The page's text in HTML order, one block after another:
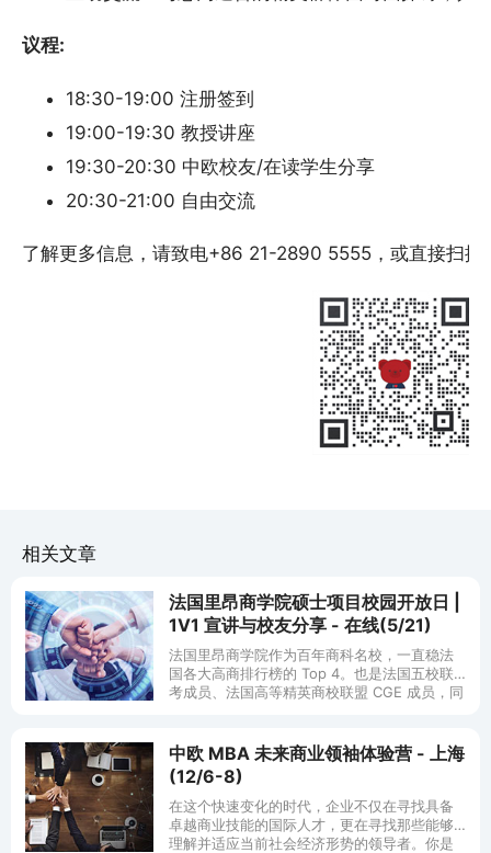
议程:
18:30-19:00 注册签到
19:00-19:30 教授讲座
19:30-20:30 中欧校友/在读学生分享
20:30-21:00 自由交流
了解更多信息，请致电+86 21-2890 5555，或直接扫描
相关文章
法国里昂商学院硕士项目校园开放日 |
1V1 宣讲与校友分享 - 在线(5/21)
法国里昂商学院作为百年商科名校，一直稳法
国各大高商排行榜的 Top 4。也是法国五校联
考成员、法国高等精英商校联盟 CGE 成员，同
中欧 MBA 未来商业领袖体验营 - 上海
(12/6-8)
在这个快速变化的时代，企业不仅在寻找具备
卓越商业技能的国际人才，更在寻找那些能够
理解并适应当前社会经济形势的领导者。你是